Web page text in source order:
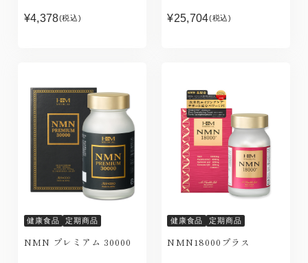
¥4,378(税込) ¥25,704(税込)
健康食品 定期商品
NMN プレミアム 30000
健康食品 定期商品
NMN18000プラス